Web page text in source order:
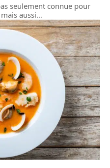
seulement connue pour
aussi…